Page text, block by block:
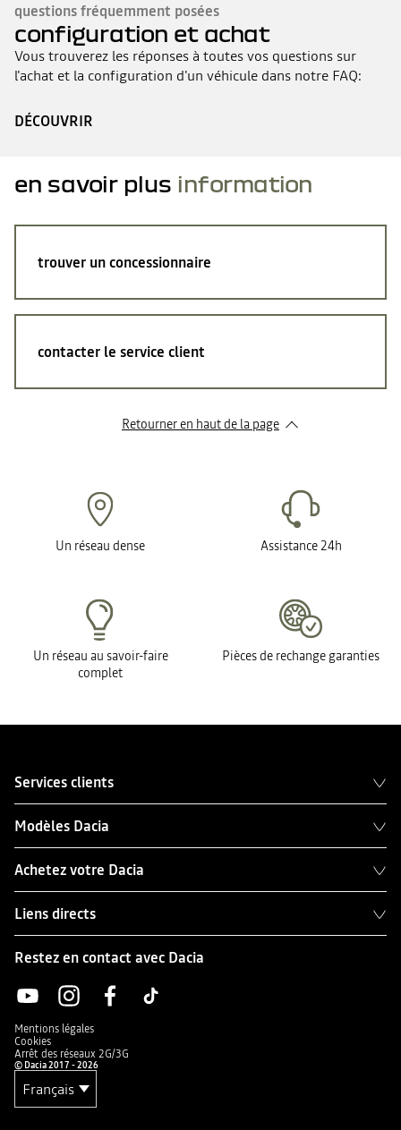
questions fréquemment posées
configuration et achat
Vous trouverez les réponses à toutes vos questions sur
l'achat et la configuration d'un véhicule dans notre FAQ:
DÉCOUVRIR
en savoir plus information
trouver un concessionnaire
contacter le service client
Retourner en haut de la page
Un réseau dense Assistance 24h
Un réseau au savoir-faire
complet
Pièces de rechange garanties
Services clients
Modèles Dacia
Achetez votre Dacia
Liens directs
Restez en contact avec Dacia
Mentions légales
Cookies
Arrêt des réseaux 2G/3G
© Dacia 2017 - 2026